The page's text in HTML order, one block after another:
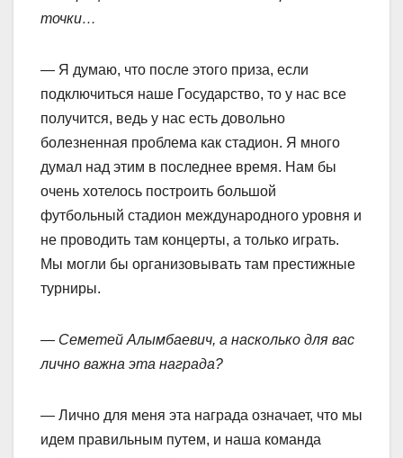
точки…
— Я думаю, что после этого приза, если
подключиться наше Государство, то у нас все
получится, ведь у нас есть довольно
болезненная проблема как стадион. Я много
думал над этим в последнее время. Нам бы
очень хотелось построить большой
футбольный стадион международного уровня и
не проводить там концерты, а только играть.
Мы могли бы организовывать там престижные
турниры.
— Семетей Алымбаевич, а насколько для вас
лично важна эта награда?
— Лично для меня эта награда означает, что мы
идем правильным путем, и наша команда